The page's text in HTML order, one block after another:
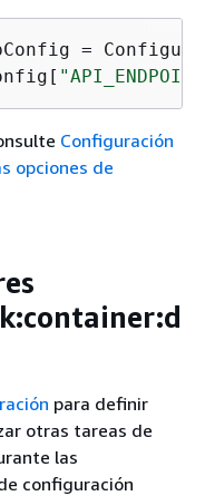
Configuración
opciones de
para definir
otras tareas de
las
configuración